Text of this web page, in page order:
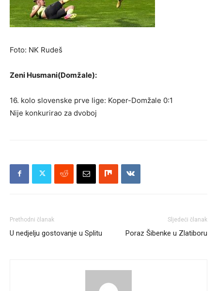
Foto: NK Rudeš
Zeni Husmani(Domžale):
16. kolo slovenske prve lige: Koper-Domžale 0:1
Nije konkurirao za dvoboj
Prethodni članak
U nedjelju gostovanje u Splitu
Sljedeći članak
Poraz Šibenke u Zlatiboru